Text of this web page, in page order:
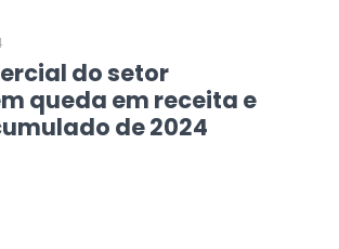
do setor
queda em receita e
de 2024